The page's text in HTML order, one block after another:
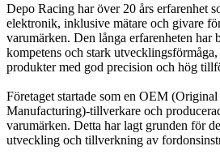
Depo Racing har över 20 års erfarenhet
elektronik, inklusive mätare och givare
varumärken. Den långa erfarenheten
kompetens och stark
produkter med god precision och hög
Företaget startade som en OEM
Manufacturing)-tillverkare och
varumärken. Detta har lagt grunden för
utveckling och tillverkning av